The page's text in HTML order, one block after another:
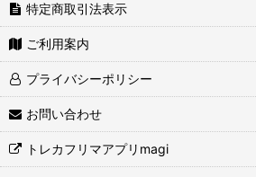
特定商取引法表示
ご利用案内
プライバシーポリシー
お問い合わせ
トレカフリマアプリmagi